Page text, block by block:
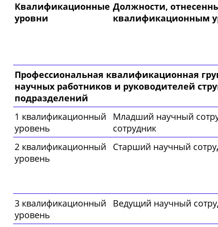
Квалификационные
уровни
Должности,
квалификационным
Профессиональная квалификационная
научных работников и руководителей
подразделений
1 квалификационный
уровень
Младший научный
сотрудник
2 квалификационный
уровень
Старший научный
3 квалификационный
уровень
Ведущий научный